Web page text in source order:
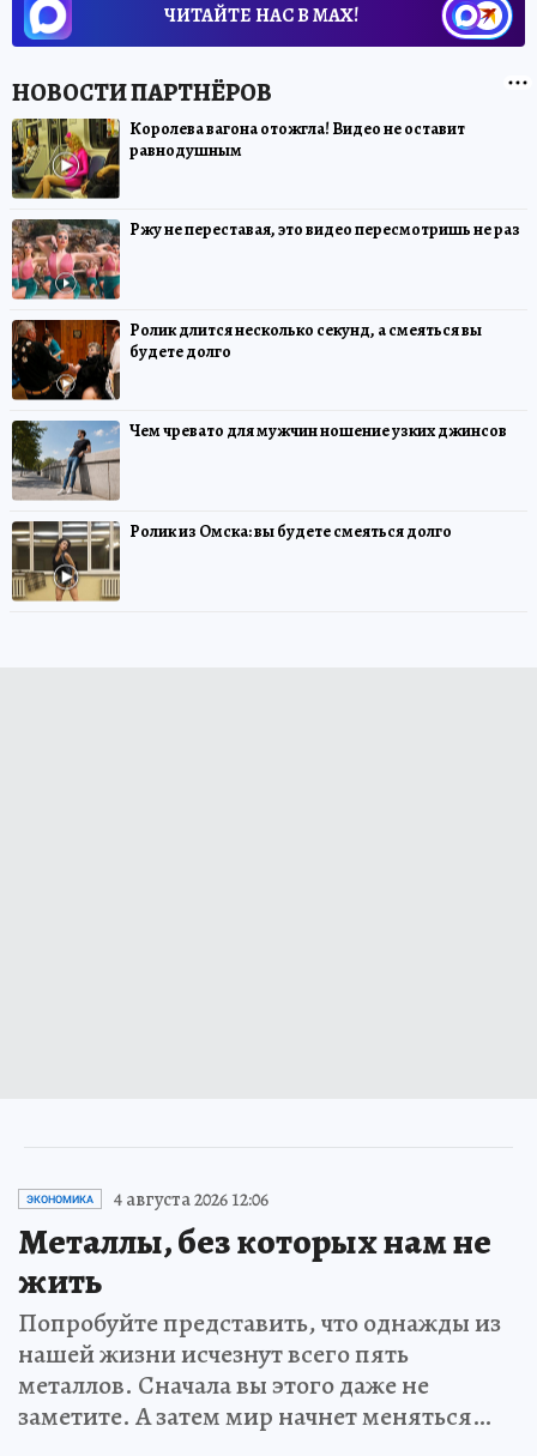
ЧИТАЙТЕ НАС В МАХ!
Королева вагона отожгла! Видео не оставит
равнодушным
Ржу не переставая, это видео пересмотришь не раз
Ролик длится несколько секунд, а смеяться вы
будете долго
Чем чревато для мужчин ношение узких джинсов
Ролик из Омска: вы будете смеяться долго
ЭКОНОМИКА 4 августа 2026 12:06
Металлы, без которых нам не
жить
Попробуйте представить, что однажды из
нашей жизни исчезнут всего пять
металлов. Сначала вы этого даже не
заметите. А затем мир начнет меняться…